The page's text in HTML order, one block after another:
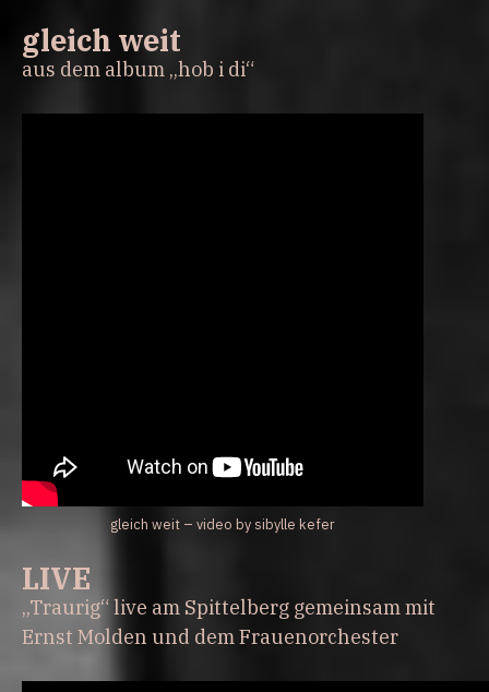
gleich weit
aus dem album „hob i di“
gleich weit – video by sibylle kefer
LIVE
„Traurig“ live am Spittelberg gemeinsam mit
Ernst Molden und dem Frauenorchester